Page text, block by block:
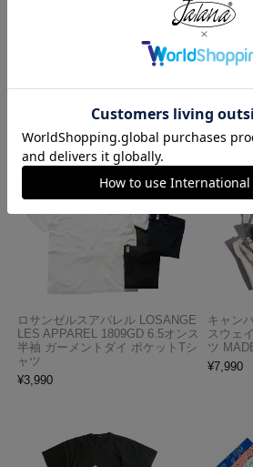
ジャラーナ Jalana ハーマンオークレザーベ
ロサンゼルスアパレル LOSANGE
LES APPAREL 1809GD 6.5オンス
半袖 ガーメントダイ ポケットTシ
ャツ
¥3,990
キャン
スウェ
ツ
¥7,990